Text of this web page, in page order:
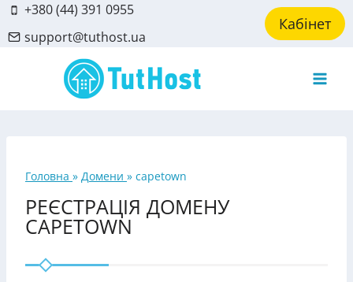
Skip
to
content
+380 (44) 391 0955
support@tuthost.ua
Кабінет
Головна » Домени » capetown
РЕЄСТРАЦІЯ ДОМЕНУ
CAPETOWN